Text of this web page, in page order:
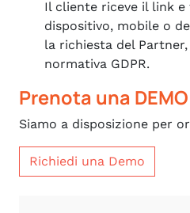
Il cliente riceve il link
dispositivo, mobile o
la richiesta del
normativa GDPR.
Prenota una
Siamo a disposizione per
Richiedi una Demo